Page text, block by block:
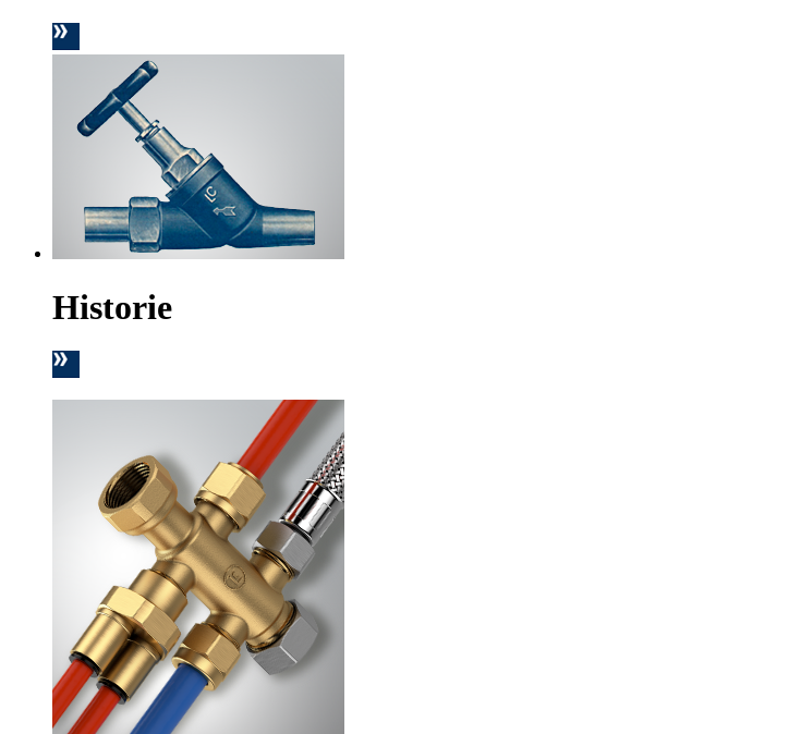
Historie